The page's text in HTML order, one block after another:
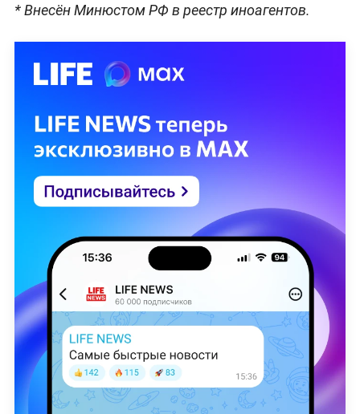
* Внесён Минюстом РФ в реестр иноагентов.